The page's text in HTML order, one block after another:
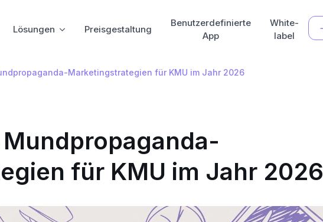
Lösungen Preisgestaltung
Benutzerdefinierte
App
White-
label
Marketingstrategien für KMU im Jahr 2026
für KMU im Jahr 2026